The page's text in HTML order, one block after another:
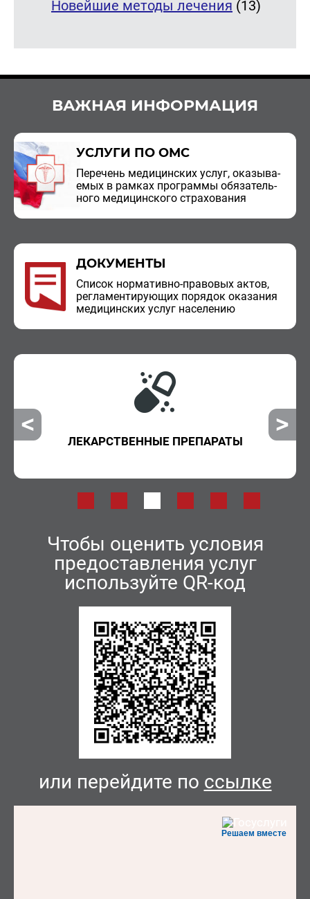
Новейшие методы лечения (13)
ВАЖНАЯ ИНФОРМАЦИЯ
УСЛУГИ ПО ОМС
Пе­ре­чень ме­ди­цин­ских услуг, ока­зы­ва­
е­мых в рам­ках про­грам­мы обя­за­тель­
но­го ме­ди­цин­ско­го стра­хо­ва­ния
ДОКУМЕНТЫ
Спи­сок нор­ма­тив­но-пра­во­вых актов,
ре­гла­мен­ти­ру­ю­щих по­ря­док ока­за­ния
ме­ди­цин­ских услуг на­се­ле­нию
ЛЕКАРСТВЕННЫЕ ПРЕПАРАТЫ
Чтобы оценить условия
предоставления услуг
используйте QR-код
или перейдите по ссылке
Решаем вместе